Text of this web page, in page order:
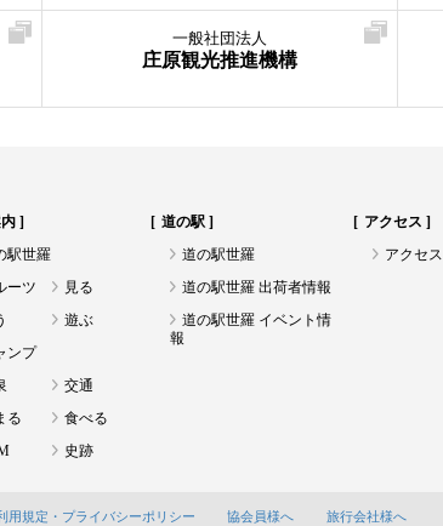
一般社団法人
庄原観光推進機構
駅世羅
ーツ
見る
遊ぶ
ンプ
交通
る
食べる
史跡
道の駅
道の駅世羅
道の駅世羅 出荷者情報
道の駅世羅 イベント情
報
アクセス
アクセス
用規定・プライバシーポリシー 協会員様へ 旅行会社様へ